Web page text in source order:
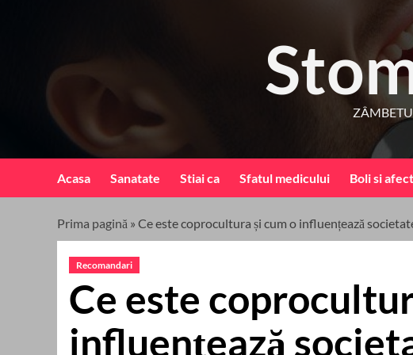
Acasa Sanatate Stiai ca Sfatul medicului Boli si
Prima pagină » Ce este coprocultura și cum o influențează
Recomandari
Ce este
influențează